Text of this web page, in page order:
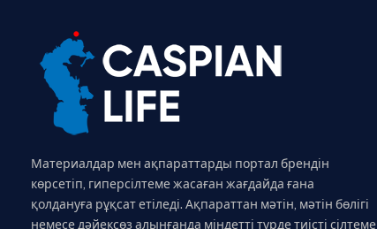
Материалдар мен ақпараттарды портал брендін
көрсетіп, гиперсілтеме жасаған жағдайда ғана
қолдануға рұқсат етіледі. Ақпараттан мәтін, мәтін бөлігі
немесе дәйексөз алынғанда міндетті түрде тиісті сілтеме